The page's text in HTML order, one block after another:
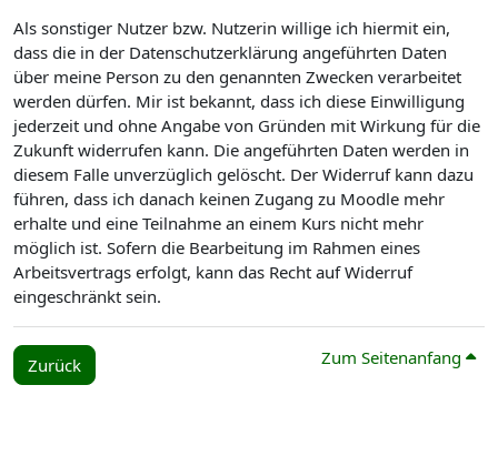
Als sonstiger Nutzer bzw. Nutzerin willige ich hiermit ein,
dass die in der Datenschutzerklärung angeführten Daten
über meine Person zu den genannten Zwecken verarbeitet
werden dürfen. Mir ist bekannt, dass ich diese Einwilligung
jederzeit und ohne Angabe von Gründen mit Wirkung für die
Zukunft widerrufen kann. Die angeführten Daten werden in
diesem Falle unverzüglich gelöscht. Der Widerruf kann dazu
führen, dass ich danach keinen Zugang zu Moodle mehr
erhalte und eine Teilnahme an einem Kurs nicht mehr
möglich ist. Sofern die Bearbeitung im Rahmen eines
Arbeitsvertrags erfolgt, kann das Recht auf Widerruf
eingeschränkt sein.
Zurück Zum Seitenanfang